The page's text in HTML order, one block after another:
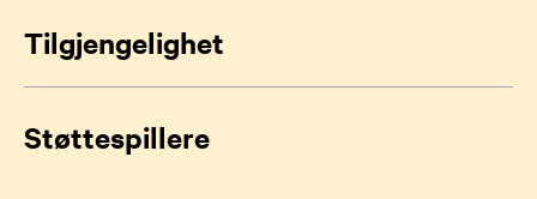
Tilgjengelighet
Støttespillere